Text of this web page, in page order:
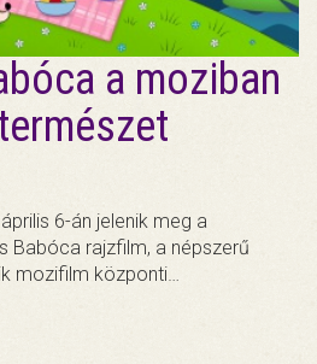
a moziban
6-án jelenik meg a
Babóca rajzfilm, a népszerű
mozifilm központi…